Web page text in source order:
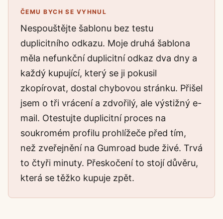
ČEMU BYCH SE VYHNUL
Nespouštějte šablonu bez testu
duplicitního odkazu. Moje druhá šablona
měla nefunkční duplicitní odkaz dva dny a
každý kupující, který se ji pokusil
zkopírovat, dostal chybovou stránku. Přišel
jsem o tři vrácení a zdvořilý, ale výstižný e-
mail. Otestujte duplicitní proces na
soukromém profilu prohlížeče před tím,
než zveřejnění na Gumroad bude živé. Trvá
to čtyři minuty. Přeskočení to stojí důvěru,
která se těžko kupuje zpět.